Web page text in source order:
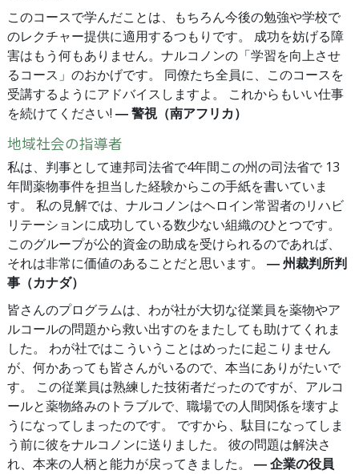
このコースで学んだことは、もちろん今後の勉強や学校で
のレクチャー提供に適用するつもりです。 成功を妨げる障
害はもう何もありません。ナルコノンの「学習を向上させ
るコース」のおかげです。 同僚たち全員に、このコースを
受講するようにアドバイスしますよ。 これからもいい仕事
を続けてください! ― 警視（南アフリカ）
地域社会の指導者
私は、判事として連邦司法省で4年間この州の司法省で 13
年間薬物事件を担当した経験からこの手紙を書いていま
す。 私の見解では、ナルコノンはヘロイン常習者のリハビ
リテーションに成功している数少ない組織のひとつです。
このグループが公的資金の助成を受けられるのであれば、
それは非常に価値のあることだと思います。 ― 州裁判所判
事（カナダ）
皆さんのプログラムは、わが社が大切な従業員を薬物やア
ルコールの問題から救い出すのをまたしても助けてくれま
した。 わが社ではこういうことはめったに起こりません
が、何かあっても皆さんがいるので、本当にありがたいで
す。 この従業員は熟練した技術者だったのですが、アルコ
ールと薬物絡みのトラブルで、職場での人間関係を壊すよ
うになってしまったのです。 ですから、駄目になってしま
う前に彼をナルコノンに送りました。 彼の問題は解決さ
れ、本来の人柄と能力が戻ってきました。 ― 企業の役員